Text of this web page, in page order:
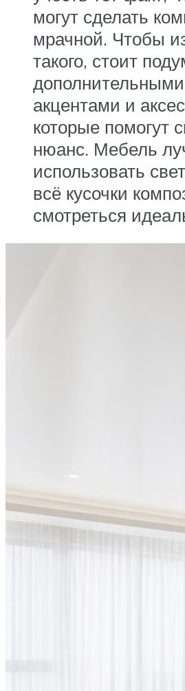
могут сделать
мрачной. Чтобы
такого, стоит
акцентами и
которые помогут
нюанс. Мебель
использовать
всё кусочки
смотреться